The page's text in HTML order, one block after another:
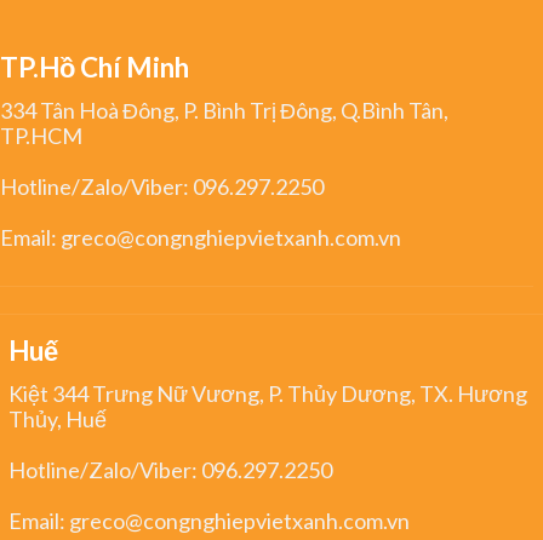
TP.Hồ Chí Minh
334 Tân Hoà Đông, P. Bình Trị Đông, Q.Bình Tân,
TP.HCM
Hotline/Zalo/Viber: 096.297.2250
Email: greco@congnghiepvietxanh.com.vn
Huế
Kiệt 344 Trưng Nữ Vương, P. Thủy Dương, TX. Hương
Thủy, Huế
Hotline/Zalo/Viber: 096.297.2250
Email: greco@congnghiepvietxanh.com.vn